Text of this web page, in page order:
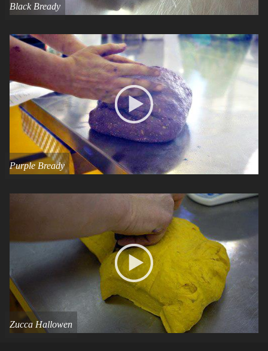
Black Bready
Purple Bready
Zucca Hallowen